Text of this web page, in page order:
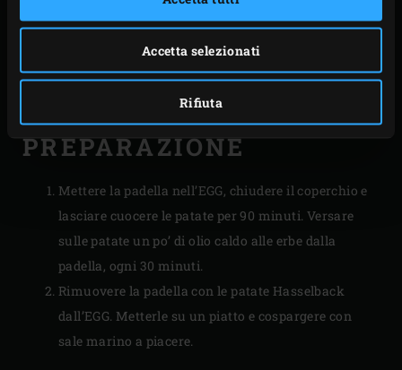
Accetta selezionati
Rifiuta
PREPARAZIONE
Mettere la padella nell’EGG, chiudere il coperchio e
lasciare cuocere le patate per 90 minuti. Versare
sulle patate un po’ di olio caldo alle erbe dalla
padella, ogni 30 minuti.
Rimuovere la padella con le patate Hasselback
dall’EGG. Metterle su un piatto e cospargere con
sale marino a piacere.